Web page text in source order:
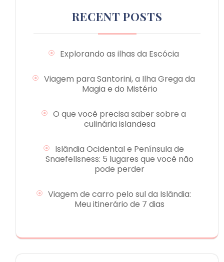
RECENT POSTS
Explorando as ilhas da Escócia
Viagem para Santorini, a Ilha Grega da
Magia e do Mistério
O que você precisa saber sobre a
culinária islandesa
Islândia Ocidental e Península de
Snaefellsness: 5 lugares que você não
pode perder
Viagem de carro pelo sul da Islândia:
Meu itinerário de 7 dias